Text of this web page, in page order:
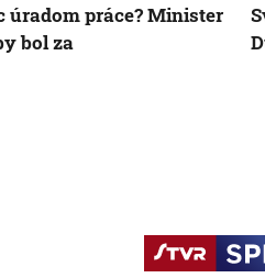
úradom práce? Minister
bol za